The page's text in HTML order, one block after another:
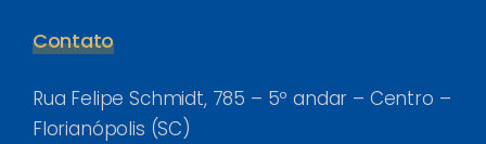
Contato
Rua Felipe Schmidt, 785 – 5º andar – Centro –
Florianópolis (SC)